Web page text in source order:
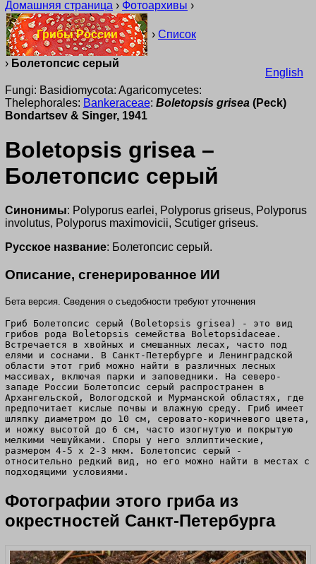
Домашняя страница › Фотоархивы ›
Грибы России › Список
› Болетопсис серый
English
Fungi: Basidiomycota: Agaricomycetes:
Thelephorales: Bankeraceae: Boletopsis grisea (Peck)
Bondartsev & Singer, 1941
Boletopsis grisea –
Болетопсис серый
Синонимы: Polyporus earlei, Polyporus griseus, Polyporus
involutus, Polyporus maximovicii, Scutiger griseus.
Русское название: Болетопсис серый.
Описание, сгенерированное ИИ
Бета версия. Сведения о съедобности требуют уточнения
Гриб Болетопсис серый (Boletopsis grisea) - это вид
грибов рода Boletopsis семейства Boletopsidaceae.
Встречается в хвойных и смешанных лесах, часто под
елями и соснами. В Санкт-Петербурге и Ленинградской
области этот гриб можно найти в различных лесных
массивах, включая парки и заповедники. На северо-
западе России Болетопсис серый распространен в
Архангельской, Вологодской и Мурманской областях, где
предпочитает кислые почвы и влажную среду. Гриб имеет
шляпку диаметром до 10 см, серовато-коричневого цвета,
и ножку высотой до 6 см, часто изогнутую и покрытую
мелкими чешуйками. Споры у него эллиптические,
размером 4-5 х 2-3 мкм. Болетопсис серый -
относительно редкий вид, но его можно найти в местах с
подходящими условиями.
Фотографии этого гриба из
окрестностей Санкт-Петербурга